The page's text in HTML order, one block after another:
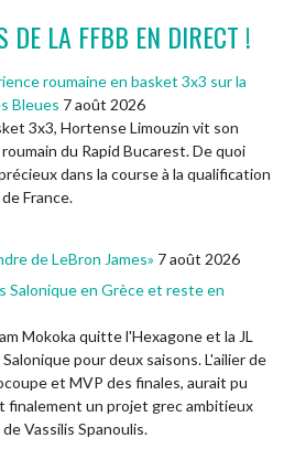
DE LA FFBB EN DIRECT !
roumaine en basket 3x3 sur la
Bleues 7 août 2026
3x3, Hortense Limouzin vit son
du Rapid Bucarest. De quoi
dans la course à la qualification
France.
de LeBron James» 7 août 2026
Salonique en Grèce et reste en
Mokoka quitte l'Hexagone et la JL
pour deux saisons. L'ailier de
et MVP des finales, aurait pu
finalement un projet grec ambitieux
Vassilis Spanoulis.